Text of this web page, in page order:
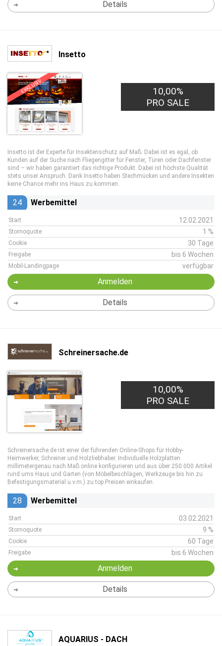
Details
Insetto
EXKLUSIV
10,00%
PRO SALE
Insetto ist der Experte für Insektenschutz auf Maß. Dabei ist es egal, ob
Kunden auf der Suche nach Fliegengitter für Fenster, Türen oder Dachfenster
sind – wir haben garantiert das richtige Produkt. Dabei ist höchste Qualität
stets unser Anspruch. Dank Insetto haben Stechmücken und andere Insekten
keine Chance mehr ins Haus zu kommen.
24 Werbemittel
Start 12.02.2021
Stornoquote 1 %
Cookie 30 Tage
Freigabe bis 6 Wochen
Mobil-Landingpage verfügbar
Anmelden
Details
Schreinersache.de
10,00%
PRO SALE
Schreinersache.de ist einer der führenden Online-Shops für Hobby-
Heimwerker, Schreiner und Holzliebhaber. Individuelle Holzplatten
millimetergenau nach Maß online konfigurieren und aus über 250.000 Artikel
rund ums Haus und Garten (von Möbelbeschlägen, Werkzeuge bis hin zu
Befestigungsmaterial u.v.m.) zu top Preisen einkaufen.
28 Werbemittel
Start 03.02.2021
Stornoquote 9 %
Cookie 60 Tage
Freigabe bis 6 Wochen
Anmelden
Details
AQUARIUS - DACH